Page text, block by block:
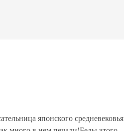
японского средневековья